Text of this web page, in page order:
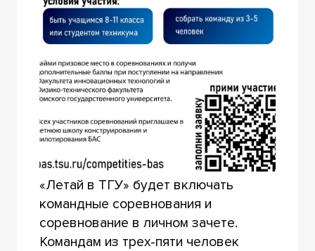
«Летай в ТГУ» будет включать
командные соревнования и
соревнование в личном зачете.
Командам из трех-пяти человек